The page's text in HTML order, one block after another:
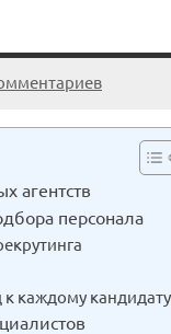
агентств
персонала
каждому кандидату